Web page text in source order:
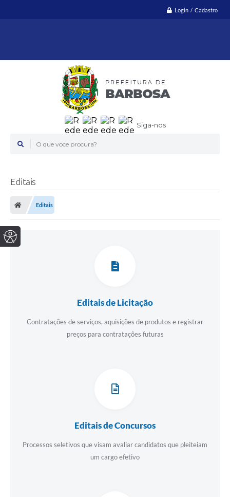
Login / Cadastro
Siga-nos
O que voce procura?
Editais
Editais
Editais de Licitação
Contratações de serviços, aquisições de produtos e registrar
preços para contratações futuras
Editais de Concursos
Processos seletivos que visam avaliar candidatos que pleiteiam
um cargo efetivo